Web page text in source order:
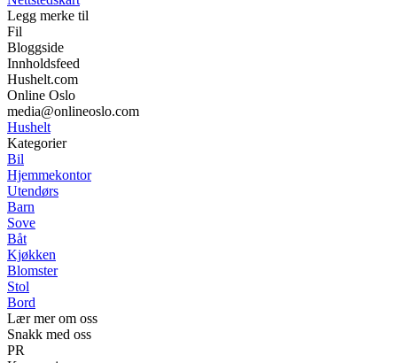
Legg merke til
Fil
Bloggside
Innholdsfeed
Hushelt.com
Online Oslo
media@onlineoslo.com
Hushelt
Kategorier
Bil
Hjemmekontor
Utendørs
Barn
Sove
Båt
Kjøkken
Blomster
Stol
Bord
Lær mer om oss
Snakk med oss
PR